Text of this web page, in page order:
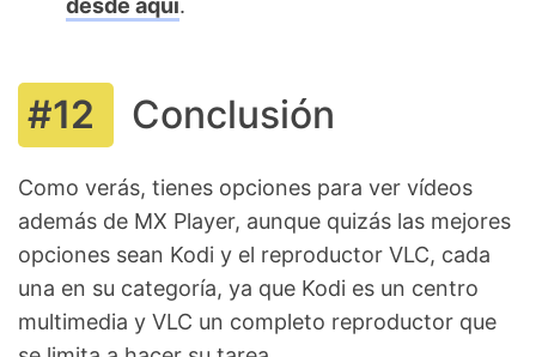
desde aquí.
Conclusión
Como verás, tienes opciones para ver vídeos
además de MX Player, aunque quizás las mejores
opciones sean Kodi y el reproductor VLC, cada
una en su categoría, ya que Kodi es un centro
multimedia y VLC un completo reproductor que